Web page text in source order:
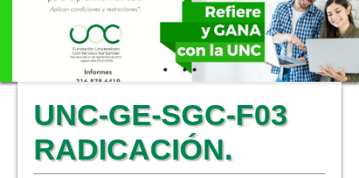
BIENESTAR
BIBLIOTECA
EDUCACIÓN CONTINUA
UNC-GE-SGC-F03
RADICACIÓN.